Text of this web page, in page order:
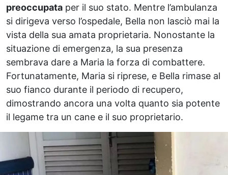
preoccupata per il suo stato. Mentre l’ambulanza
si dirigeva verso l’ospedale, Bella non lasciò mai la
vista della sua amata proprietaria. Nonostante la
situazione di emergenza, la sua presenza
sembrava dare a Maria la forza di combattere.
Fortunatamente, Maria si riprese, e Bella rimase al
suo fianco durante il periodo di recupero,
dimostrando ancora una volta quanto sia potente
il legame tra un cane e il suo proprietario.